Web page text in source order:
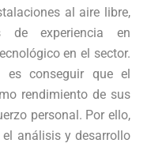
al aire libre,
experiencia en
en el sector.
es conseguir que el
rendimiento de sus
personal. Por ello,
análisis y desarrollo